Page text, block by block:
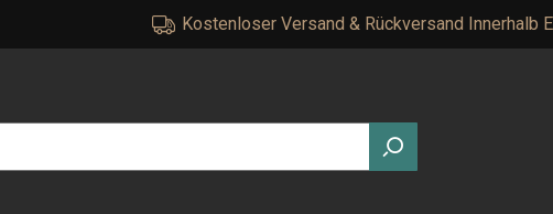
Kostenloser Versand & Rückversand Innerhalb